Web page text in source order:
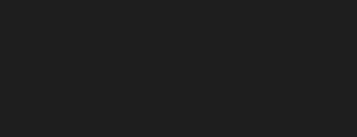
echter